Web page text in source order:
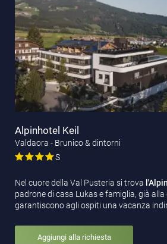
Alpinhotel Keil
Valdaora - Brunico & dintorni
S
Nel cuore della Val Pusteria si trova
padrone di casa Lukas e famiglia, già
garantiscono agli ospiti una vacanza
Aggiungi alla richiesta